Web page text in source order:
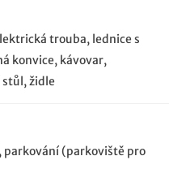
trouba, lednice s
konvice, kávovar,
židle
parkování (parkoviště pro